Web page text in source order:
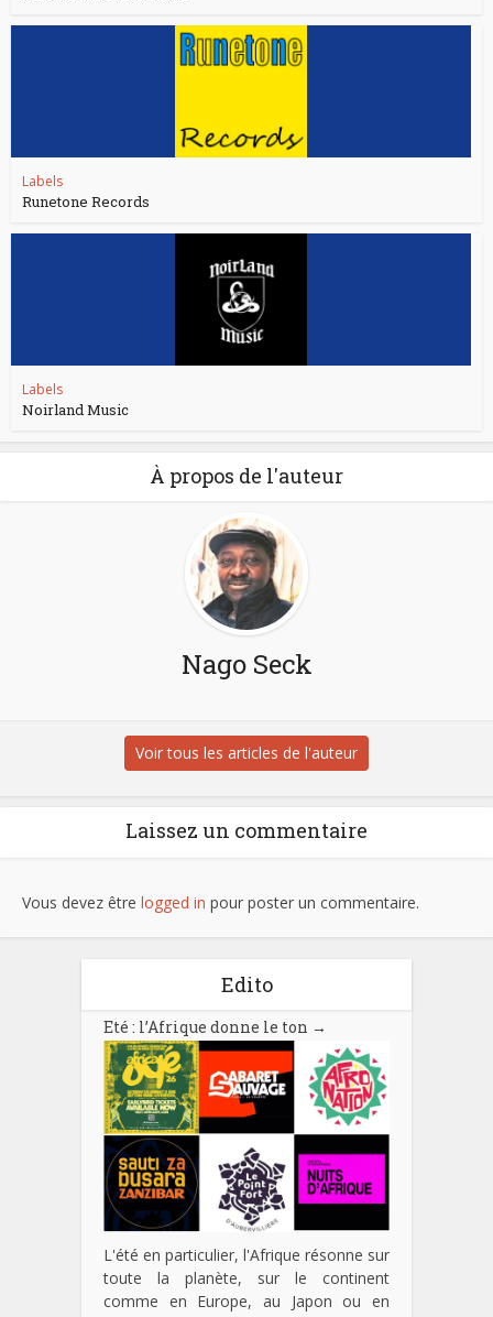
Labels
Runetone Records
Labels
Noirland Music
À propos de l'auteur
Nago Seck
Voir tous les articles de l'auteur
Laissez un commentaire
Vous devez être logged in pour poster un commentaire.
Edito
Eté : l’Afrique donne le ton →
L'été en particulier, l'Afrique résonne sur
toute la planète, sur le continent
comme en Europe, au Japon ou en